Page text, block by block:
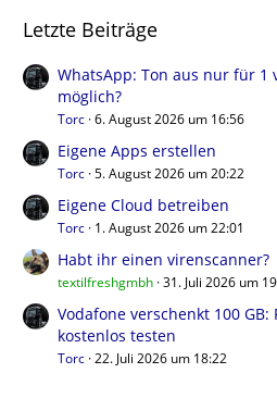
Letzte Beiträge
WhatsApp: Ton aus nur für 1
möglich?
Torc 6. August 2026 um 16:56
Eigene Apps erstellen
Torc 5. August 2026 um 20:22
Eigene Cloud betreiben
Torc 1. August 2026 um 22:01
Habt ihr einen virenscanner?
textilfreshgmbh 31. Juli 2026 um
Vodafone verschenkt 100
kostenlos testen
Torc 22. Juli 2026 um 18:22